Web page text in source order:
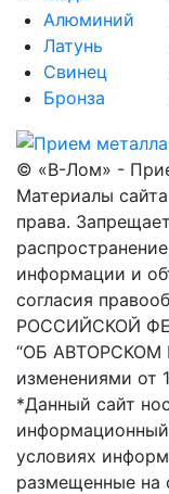
Алюминий
Латунь
Свинец
Бронза
© «В-Лом» -
Материалы
права.
информации и
согласия
РОССИЙСКОЙ
“ОБ АВТОРСКОМ
изменениями от
*Данный сайт
условиях
размещенные на